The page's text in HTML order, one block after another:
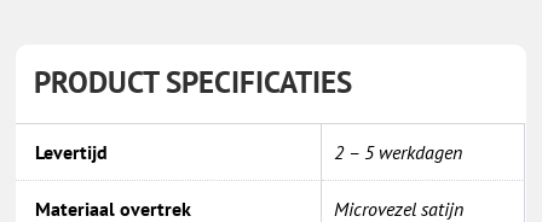
PRODUCT SPECIFICATIES
Levertijd 2 – 5 werkdagen
Materiaal overtrek Microvezel satijn